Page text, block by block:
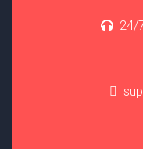
24/